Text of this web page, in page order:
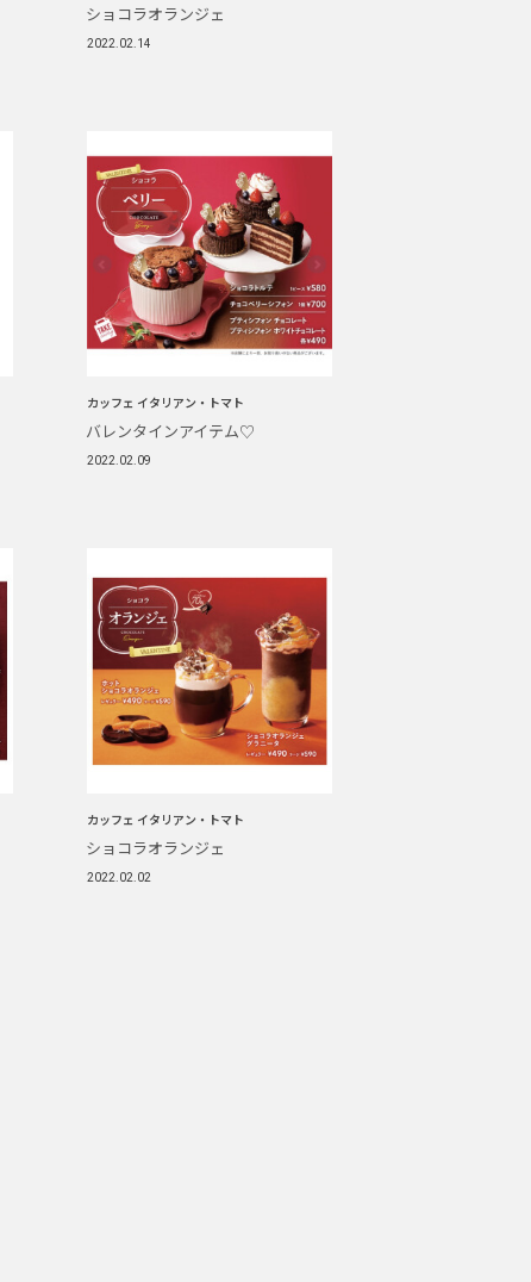
ショコラオランジェ
2022.02.14
カッフェ イタリアン・トマト
バレンタインアイテム♡
2022.02.09
カッフェ イタリアン・トマト
ショコラオランジェ
2022.02.02